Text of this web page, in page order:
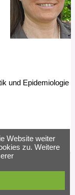
und Epidemiologie
Website weiter
zu. Weitere
Ingolf Hagen